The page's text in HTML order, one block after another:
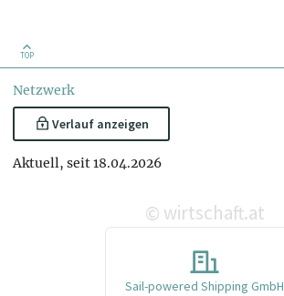
TOP
Netzwerk
Verlauf anzeigen
Aktuell, seit 18.04.2026
© wirtschaft.at
Sail-powered Shipping GmbH